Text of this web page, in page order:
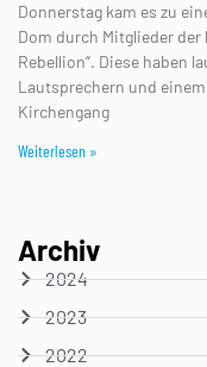
Donnerstag kam es zu
Dom durch Mitglieder
Rebellion“. Diese haben
Lautsprechern und
Kirchengang
Weiterlesen »
Archiv
2024
2023
2022